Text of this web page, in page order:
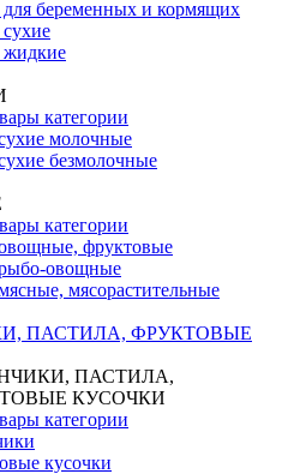
беременных и кормящих
категории
молочные
безмолочные
категории
фруктовые
овощные
мясорастительные
ПАСТИЛА, ФРУКТОВЫЕ
ПАСТИЛА,
КУСОЧКИ
категории
кусочки